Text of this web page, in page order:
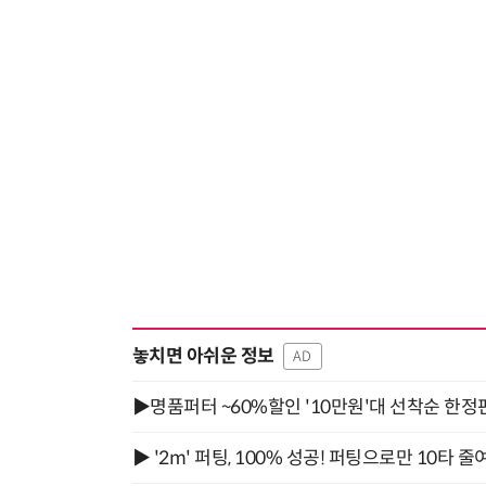
놓치면 아쉬운 정보 AD
▶명품퍼터 ~60%할인 '10만원'대 선착순 한정
▶ '2m' 퍼팅, 100% 성공! 퍼팅으로만 10타 줄